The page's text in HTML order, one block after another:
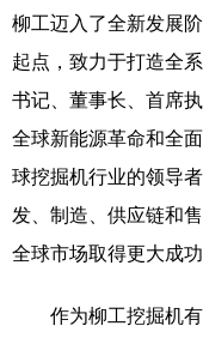
会展
悦读
亚太网
地方频道
北京 天
辽宁
柳工迈入了全新发展
起点，致力于打造全
书记、董事长、首席
全球新能源革命和全
球挖掘机行业的领导
发、制造、供应链和
全球市场取得更大成功
作为柳工挖掘机有